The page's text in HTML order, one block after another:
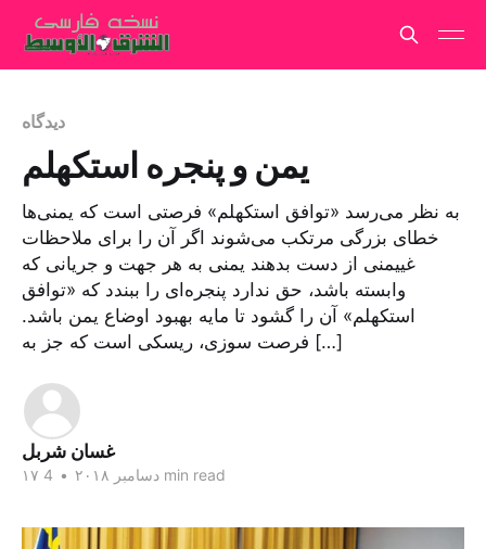
دیدگاه
یمن و پنجره استکهلم
به نظر می‌رسد «توافق استکهلم» فرصتی است که یمنی‌ها
خطای بزرگی مرتکب می‌شوند اگر آن را برای ملاحظات
غییمنی از دست بدهند یمنی به هر جهت و جریانی که
وابسته باشد، حق ندارد پنجره‌ای را ببندد که «توافق
استکهلم» آن را گشود تا مایه بهبود اوضاع یمن باشد.
فرصت سوزی، ریسکی است که جز به […]
غسان شربل
۱۷ دسامبر ۲۰۱۸ • 4 min read